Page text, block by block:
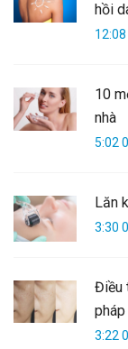
hồi
10
nhà
5:02
Lăn
3:30
Điều
3:22